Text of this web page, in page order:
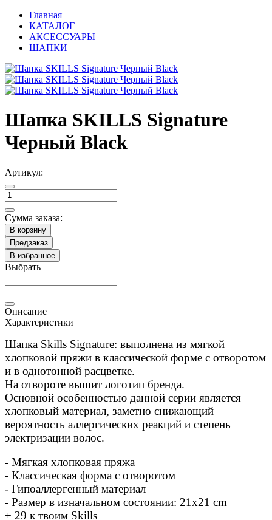
Главная
КАТАЛОГ
АКСЕССУАРЫ
ШАПКИ
Шапка SKILLS Signature
Черный Black
Артикул:
Сумма заказа:
В корзину
Предзаказ
В избранное
Выбрать
Описание
Характеристики
Шапка Skills Signature: выполнена из мягкой
хлопковой пряжи в классической форме с отворотом
и в однотонной расцветке.
На отвороте вышит логотип бренда.
Основной особенностью данной серии является
хлопковый материал, заметно снижающий
вероятность аллергических реакций и степень
электризации волос.
- Мягкая хлопковая пряжа
- Классическая форма с отворотом
- Гипоаллергенный материал
- Размер в изначальном состоянии: 21x21 cm
+ 29 к твоим Skills